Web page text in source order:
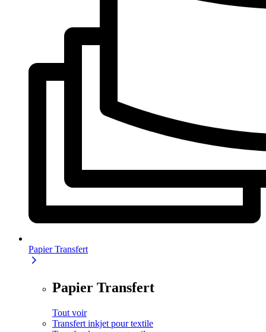
Papier Transfert
Papier Transfert
Tout voir
Transfert inkjet pour textile